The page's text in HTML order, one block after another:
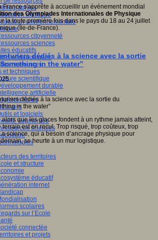
artistique
environnementale
citoyenneté
sciences
éducatifs
pédagogiques
ressources
et techniques
scientifique
durable
artificielle
libres
et logiciels
augmentée
sciences
des territoires
et structure
éducatif
internet
scolaires
sur l’Ecole
connectée
et projets
France s'apprête à accueillir un événement mondial
des Olympiades Internationales de Physique
la toute première fois dans le pays du 18 au 24 juillet
(Île-de-France).
dédiés à la science avec la sortie
in the water”
que les glaces fondent à un rythme jamais atteint,
terrain est en recul. Trop risqué, trop coûteux, trop
science, qui a besoin d’ancrage physique pour
se heurte à un mur logistique.